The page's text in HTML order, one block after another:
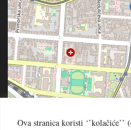
Ova stranica koristi